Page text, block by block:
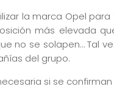
la marca Opel
más elevada
no se solapen… Tal
del grupo.
si se